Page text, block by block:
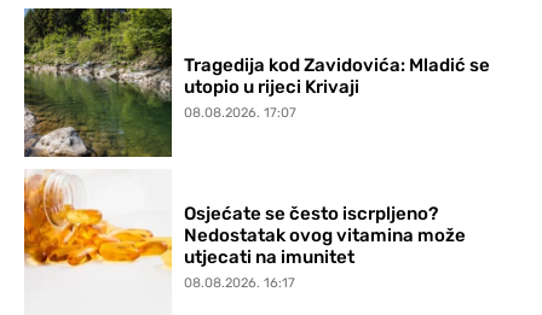
Tragedija kod Zavidovića: Mladić se
utopio u rijeci Krivaji
08.08.2026. 17:07
Osjećate se često iscrpljeno?
Nedostatak ovog vitamina može
utjecati na imunitet
08.08.2026. 16:17